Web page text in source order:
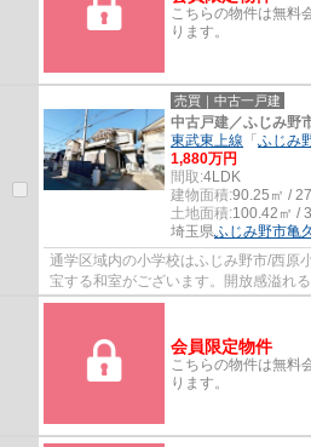
こちらの物件は無料
ります。
売買｜中古一戸建
中古戸建／ふじみ野
東武東上線 「 ふじみ
1,880万円
間取:4LDK
建物面積:90.25㎡ /
土地面積:100.42㎡ /
埼玉県ふじみ野市亀
通学区域内の小学校はふじみ野市/西原
宝する和室がございます。開放感溢れ
ちらです。多種多様な不動産情報の中
会員限定物件
こちらの物件は無料
ります。